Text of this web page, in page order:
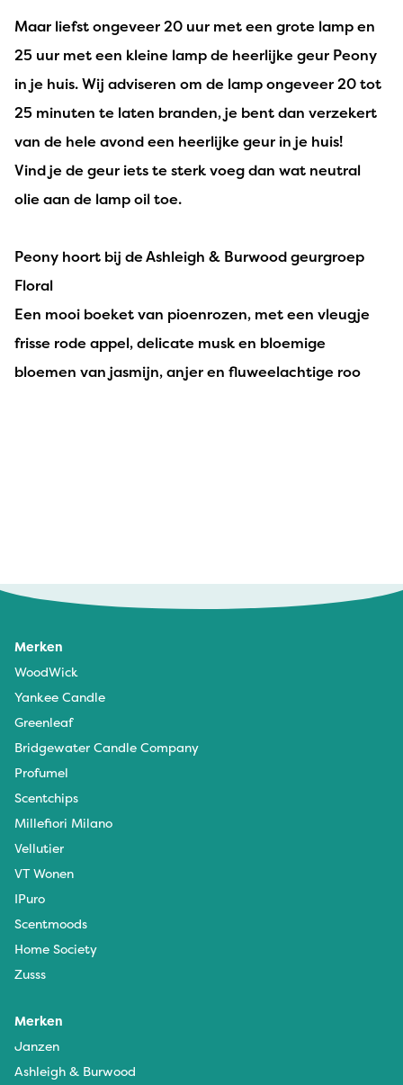
Maar liefst ongeveer 20 uur met een grote lamp en
25 uur met een kleine lamp de heerlijke geur Peony
in je huis. Wij adviseren om de lamp ongeveer 20 tot
25 minuten te laten branden, je bent dan verzekert
van de hele avond een heerlijke geur in je huis!
Vind je de geur iets te sterk voeg dan wat neutral
olie aan de lamp oil toe.
Peony hoort bij de Ashleigh & Burwood geurgroep
Floral
Een mooi boeket van pioenrozen, met een vleugje
frisse rode appel, delicate musk en bloemige
bloemen van jasmijn, anjer en fluweelachtige roo
Heerlijke geur
Tamara De Wachter - 4 december 2024
Aangename geur
Merken
WoodWick
Yankee Candle
Greenleaf
Bridgewater Candle Company
Profumel
Scentchips
Millefiori Milano
Vellutier
VT Wonen
IPuro
Scentmoods
Home Society
Zusss
Merken
Janzen
Ashleigh & Burwood